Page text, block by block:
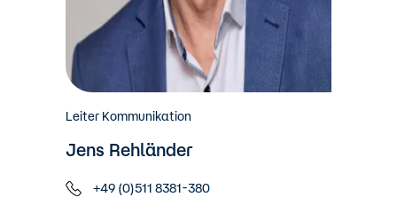
Leiter Kommunikation
Jens Rehländer
+49 (0)511 8381-380